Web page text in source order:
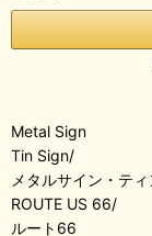
Metal Sign
Tin Sign/
メタルサイン・テ
ROUTE US 66/
ルート66